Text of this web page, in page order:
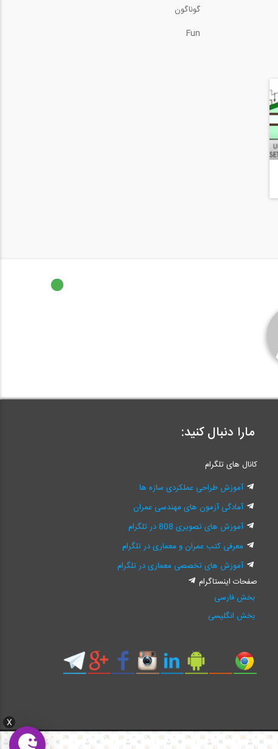
X
گوناگون
Fun
مارا دنبال کنید:
کانال های تلگرام
آموزش طراحی عملکردی سازه ها
آمادگی آزمون های مهندسی عمران
آموزش های تصویری 808 در تلگرام
معرفی کتب عمران و معماری در تلگرام
آموزش های تخصصی معماری در تلگرام
صفحات اینستاگرام
بخش فارسی
بخش انگلیسی